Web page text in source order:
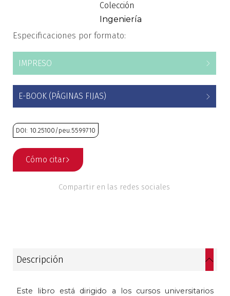
Estudios editoriales
Filosofía
Finanzas
Historia
Colección
Ingeniería
Especificaciones por formato:
IMPRESO
E-BOOK (PÁGINAS FIJAS)
DOI: 10.25100/peu.5599710
Cómo citar
Compartir en las redes sociales
Descripción
Este libro está dirigido a los cursos universitarios